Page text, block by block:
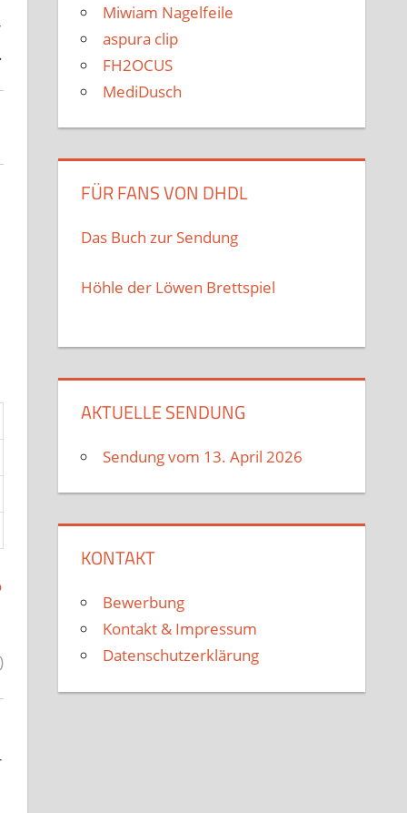
Miwiam Nagelfeile
aspura clip
FH2OCUS
MediDusch
FÜR FANS VON DHDL
Das Buch zur Sendung
Höhle der Löwen Brettspiel
AKTUELLE SENDUNG
Sendung vom 13. April 2026
KONTAKT
Bewerbung
Kontakt & Impressum
Datenschutzerklärung